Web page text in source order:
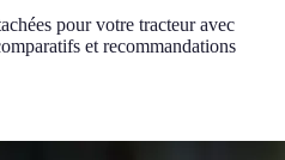
pour votre tracteur avec
et recommandations